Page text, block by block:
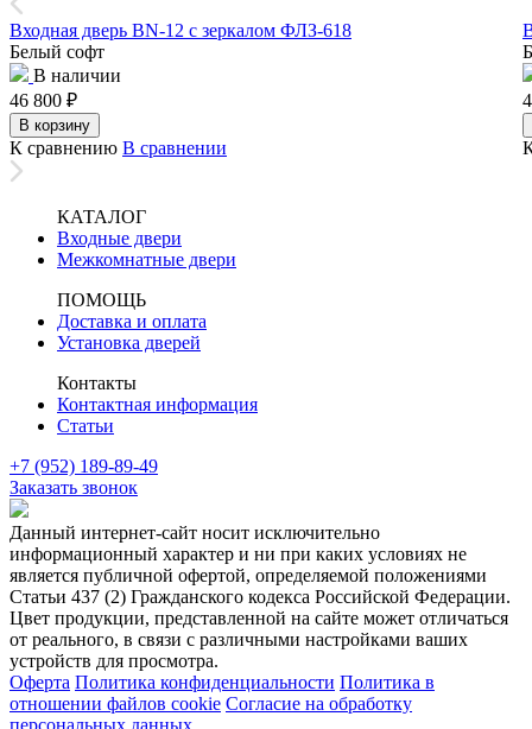
Входная дверь BN-12 с зеркалом ФЛЗ-618
Белый софт
В наличии
46 800 ₽
В корзину
К сравнению В сравнении
КАТАЛОГ
Входные двери
Межкомнатные двери
ПОМОЩЬ
Доставка и оплата
Установка дверей
Контакты
Контактная информация
Статьи
+7 (952) 189-89-49
Заказать звонок
Данный интернет-сайт носит исключительно
информационный характер и ни при каких условиях не
является публичной офертой, определяемой положениями
Статьи 437 (2) Гражданского кодекса Российской Федерации.
Цвет продукции, представленной на сайте может отличаться
от реального, в связи с различными настройками ваших
устройств для просмотра.
Оферта Политика конфиденциальности Политика в
отношении файлов cookie Согласие на обработку
персональных данных